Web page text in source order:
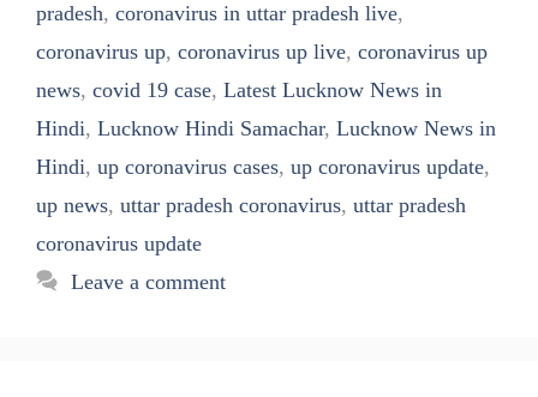
pradesh, coronavirus in uttar pradesh live,
coronavirus up, coronavirus up live, coronavirus up
news, covid 19 case, Latest Lucknow News in
Hindi, Lucknow Hindi Samachar, Lucknow News in
Hindi, up coronavirus cases, up coronavirus update,
up news, uttar pradesh coronavirus, uttar pradesh
coronavirus update
Leave a comment